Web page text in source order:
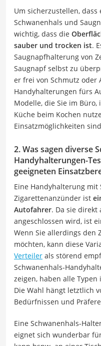
Um sicherzustellen,
Schwanenhals und
wichtig, dass die
sauber und trocken ist.
Saugnapfhalterung von
Saugnapf selbst zu
er frei von Schmutz oder
Handyhalterungen fürs
Modelle, die Sie im Büro,
Küche beim Kochen
Einsatzmöglichkeiten
2. Was sagen diverse
Handyhalterungen-
geeigneten
Eine Handyhalterung
Zigarettenanzünder ist
Autofahrer. Da sie direkt
angeschlossen wird, ist
Wenn Sie allerdings den
möchten, kann diese
Verteiler als störend
Schwanenhals-
zeigen, haben alle
Die Wahl hängt letztlich
Bedürfnissen und
Eine Schwanenhals-
eignet sich wunderbar